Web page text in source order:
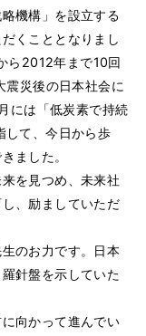
機構」を設立する
くこととなりまし
ら2012年まで10回
災後の日本社会に
には「低炭素で持続
して、今日から歩
ました。
を見つめ、未来社
、励ましていただ
のお力です。日本
針盤を示していた
向かって進んでい